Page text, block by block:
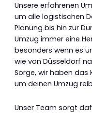
Unsere erfahrenen
um alle logistischen
Planung bis hin zur
Umzug immer eine
besonders wenn es
wie von Düsseldorf
Sorge, wir haben das
um deinen Umzug
Unser Team sorgt